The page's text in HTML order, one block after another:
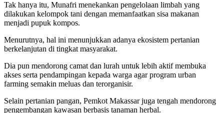
Tak hanya itu, Munafri menekankan pengelolaan limbah yang
dilakukan kelompok tani dengan memanfaatkan sisa makanan
menjadi pupuk kompos.
Menurutnya, hal ini menunjukkan adanya ekosistem pertanian
berkelanjutan di tingkat masyarakat.
Dia pun mendorong camat dan lurah untuk lebih aktif membuka
akses serta pendampingan kepada warga agar program urban
farming semakin meluas dan terorganisir.
Selain pertanian pangan, Pemkot Makassar juga tengah mendorong
pengembangan kawasan berbasis tanaman herbal.